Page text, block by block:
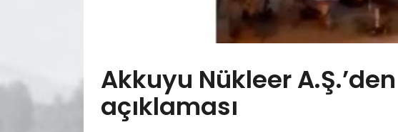
Akkuyu Nükleer
açıklaması